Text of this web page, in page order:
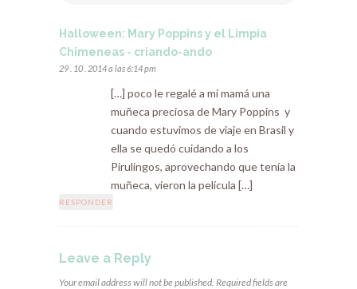
Halloween: Mary Poppins y el Limpia
Chimeneas - criando-ando
29 . 10 . 2014 a las 6:14 pm
[…] poco le regalé a mi mamá una
muñeca preciosa de Mary Poppins y
cuando estuvimos de viaje en Brasil y
ella se quedó cuidando a los
Pirulingos, aprovechando que tenía la
muñeca, vieron la película […]
RESPONDER
Leave a Reply
Your email address will not be published. Required fields are